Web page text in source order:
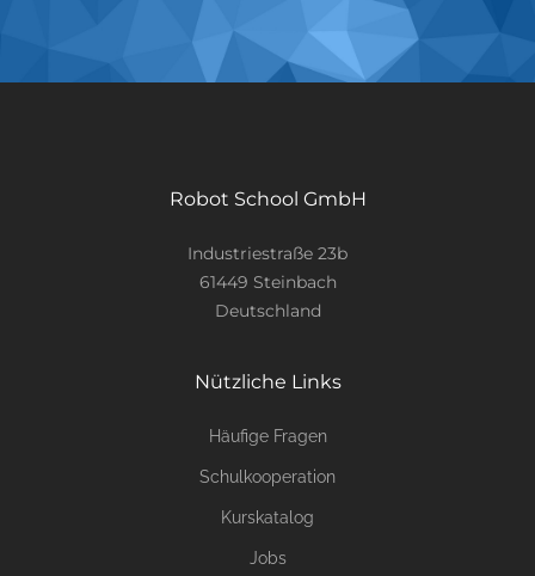
Robot School GmbH
Industriestraße 23b
61449 Steinbach
Deutschland
Nützliche Links
Häufige Fragen
Schulkooperation
Kurskatalog
Jobs